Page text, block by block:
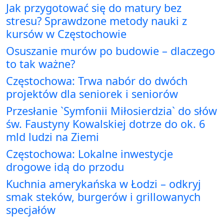
Jak przygotować się do matury bez
stresu? Sprawdzone metody nauki z
kursów w Częstochowie
Osuszanie murów po budowie – dlaczego
to tak ważne?
Częstochowa: Trwa nabór do dwóch
projektów dla seniorek i seniorów
Przesłanie `Symfonii Miłosierdzia` do słów
św. Faustyny Kowalskiej dotrze do ok. 6
mld ludzi na Ziemi
Częstochowa: Lokalne inwestycje
drogowe idą do przodu
Kuchnia amerykańska w Łodzi – odkryj
smak steków, burgerów i grillowanych
specjałów